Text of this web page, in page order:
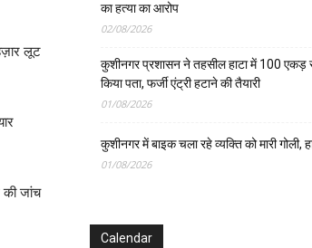
लूट
की जांच
का हत्या का आरोप
02/08/2026
कुशीनगर प्रशासन ने तहसील हाटा में 100 एकड़
किया पता, फर्जी एंट्री हटाने की तैयारी
01/08/2026
कुशीनगर में बाइक चला रहे व्यक्ति को मारी गोली,
01/08/2026
Calendar